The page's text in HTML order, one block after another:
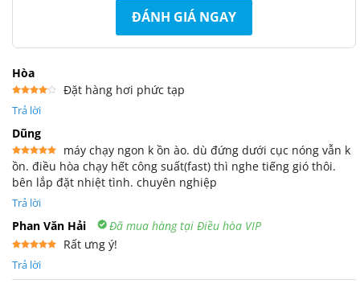
ĐÁNH GIÁ NGAY
Hòa
xếp
5 sao
Đặt hàng hơi phức tạp
Trả lời
Dũng
Được xếp
hạng55
sao
máy chạy ngon k ồn ào. dù đứng dưới cục nóng vẫn k
ồn. điều hòa chạy hết công suất(fast) thì nghe tiếng gió thôi.
bên lắp đặt nhiệt tình. chuyên nghiệp
Trả lời
Phan Văn Hải Đã mua hàng tại Điều hòa VIP
hạng5
Rất ưng ý!
Trả lời